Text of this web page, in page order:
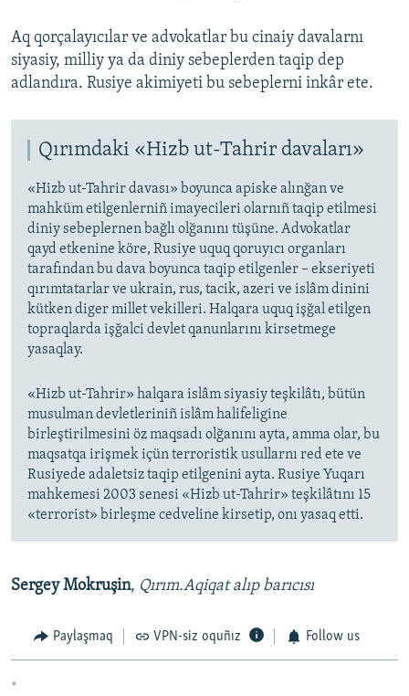
Aq qorçalayıcılar ve advokatlar bu cinaiy davalarnı
siyasiy, milliy ya da diniy sebeplerden taqip dep
adlandıra. Rusiye akimiyeti bu sebeplerni inkâr ete.
Qırımdaki «Hizb ut-Tahrir davaları»
«Hizb ut-Tahrir davası» boyunca apiske alınğan ve
mahküm etilgenlerniñ imayecileri olarnıñ taqip etilmesi
diniy sebeplernen bağlı olğanını tüşüne. Advokatlar
qayd etkenine köre, Rusiye uquq qoruyıcı organları
tarafından bu dava boyunca taqip etilgenler – ekseriyeti
qırımtatarlar ve ukrain, rus, tacik, azeri ve islâm dinini
kütken diger millet vekilleri. Halqara uquq işğal etilgen
topraqlarda işğalci devlet qanunlarını kirsetmege
yasaqlay.
«Hizb ut-Tahrir» halqara islâm siyasiy teşkilâtı, bütün
musulman devletleriniñ islâm halifeligine
birleştirilmesini öz maqsadı olğanını ayta, amma olar, bu
maqsatqa irişmek içün terroristik usullarnı red ete ve
Rusiyede adaletsiz taqip etilgenini ayta. Rusiye Yuqarı
mahkemesi 2003 senesi «Hizb ut-Tahrir» teşkilâtını 15
«terrorist» birleşme cedveline kirsetip, onı yasaq etti.
Sergey Mokruşin, Qırım.Aqiqat alıp barıcısı
Paylaşmaq VPN-siz oquñız Follow us
*